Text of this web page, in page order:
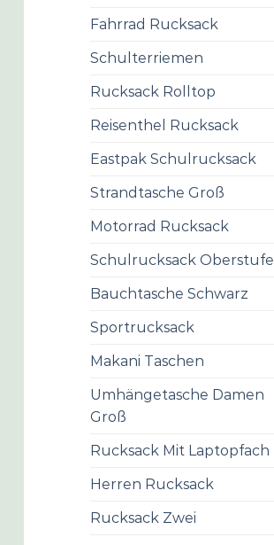
Fahrrad Rucksack
Schulterriemen
Rucksack Rolltop
Reisenthel Rucksack
Eastpak Schulrucksack
Strandtasche Groß
Motorrad Rucksack
Schulrucksack Oberstufe
Bauchtasche Schwarz
Sportrucksack
Makani Taschen
Umhängetasche Damen
Groß
Rucksack Mit Laptopfach
Herren Rucksack
Rucksack Zwei